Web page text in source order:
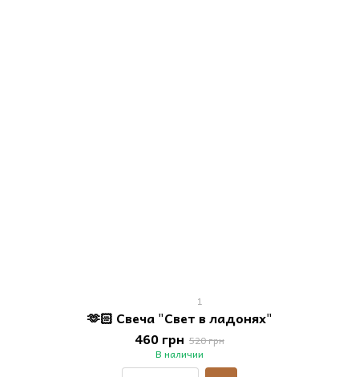
1
🫶🏻 Свеча "Свет в ладонях"
460 грн 520 грн
В наличии